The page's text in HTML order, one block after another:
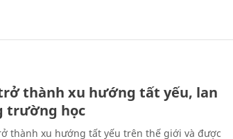
trở thành xu hướng tất yếu, lan
trường học
thành xu hướng tất yếu trên thế giới và được